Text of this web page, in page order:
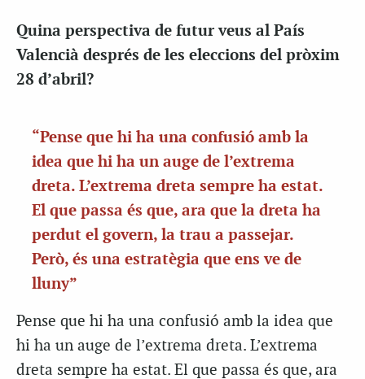
Quina perspectiva de futur veus al País
Valencià després de les eleccions del pròxim
28 d’abril?
“Pense que hi ha una confusió amb la
idea que hi ha un auge de l’extrema
dreta. L’extrema dreta sempre ha estat.
El que passa és que, ara que la dreta ha
perdut el govern, la trau a passejar.
Però, és una estratègia que ens ve de
lluny”
Pense que hi ha una confusió amb la idea que
hi ha un auge de l’extrema dreta. L’extrema
dreta sempre ha estat. El que passa és que, ara